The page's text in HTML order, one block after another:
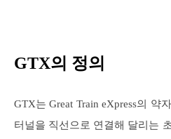
GTX의 정의
GTX는 Great Train eXpress의 약
터널을 직선으로 연결해 달리는